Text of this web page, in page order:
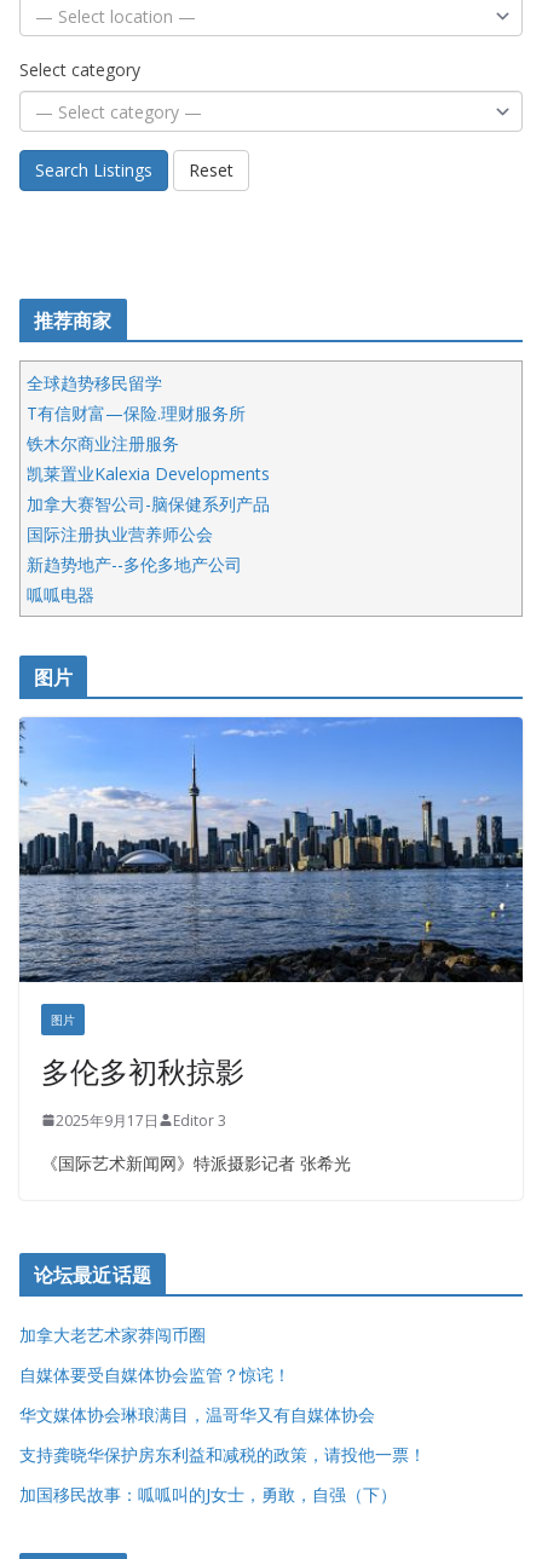
Select category
Search Listings Reset
推荐商家
全球趋势移民留学
T有信财富—保险.理财服务所
铁木尔商业注册服务
凯莱置业Kalexia Developments
加拿大赛智公司-脑保健系列产品
国际注册执业营养师公会
新趋势地产--多伦多地产公司
呱呱电器
皇后金融集团
铁木尔商业注册服务
图片
图片
多伦多初秋掠影
2025年9月17日 Editor 3
《国际艺术新闻网》特派摄影记者 张希光
论坛最近话题
加拿大老艺术家莽闯币圈
自媒体要受自媒体协会监管？惊诧！
华文媒体协会琳琅满目，温哥华又有自媒体协会
支持龚晓华保护房东利益和减税的政策，请投他一票！
加国移民故事：呱呱叫的J女士，勇敢，自强（下）